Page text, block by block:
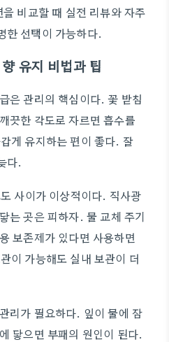
비교할 때 실전 리뷰와 자주
한 선택이 가능하다.
유지 비법과 팁
은 관리의 핵심이다. 꽃 받침
끗한 각도로 자르면 흡수를
게 유지하는 편이 좋다. 잘
다.
사이가 이상적이다. 직사광
는 곳은 피하자. 물 교체 주기
보존제가 있다면 사용하면
이 가능해도 실내 보관이 더
리가 필요하다. 잎이 물에 잠
닿으면 부패의 원인이 된다.